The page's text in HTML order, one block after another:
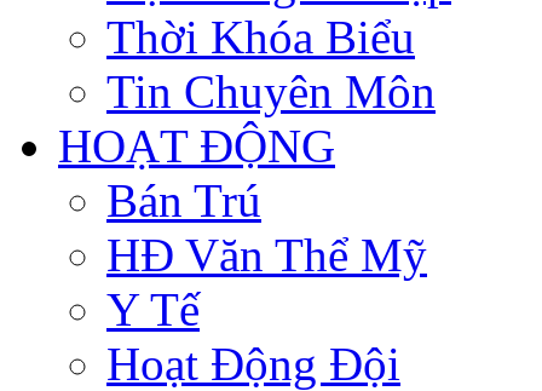
Thời Khóa Biểu
Tin Chuyên Môn
HOẠT ĐỘNG
Bán Trú
HĐ Văn Thể Mỹ
Y Tế
Hoạt Động Đội